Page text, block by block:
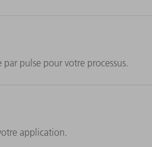
pulse pour votre processus.
application.